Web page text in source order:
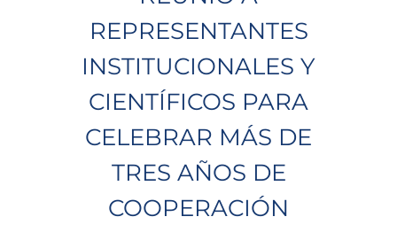
REPRESENTANTES
INSTITUCIONALES Y
CIENTÍFICOS PARA
CELEBRAR MÁS DE
TRES AÑOS DE
COOPERACIÓN